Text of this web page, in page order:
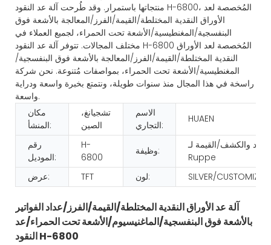
منتجاتها باستمرار. وقد طُرحت آلة عد النقود H-6800، المُخصصة لعد
الأوراق النقدية المختلطة/القيمة/الفرز/المعالجة بالأشعة فوق
البنفسجية/المغنطيسية/الأشعة تحت الحمراء، لجميع العملاء في
مختلف المجالات. تتوفر آلة عد النقود H-6800 المُخصصة لعد الأوراق
النقدية المختلطة/القيمة/الفرز/المعالجة بالأشعة فوق البنفسجية/
المغنطيسية/الأشعة تحت الحمراء، بمواصفات مُتنوعة. نحن شركة
راسخة في هذا المجال منذ سنوات طويلة، ونتمتع بخبرة واسعة ودراية
واسعة.
مكان
المنشأ:
تشجيانغ،
الصين
الاسم
التجاري:
HUAEN
رقم
الموديل:
H-
6800
وظيفة:
العد والكشف/القيمة لـ
Ruppe
عرض:
TFT لون: SILVER/
آلة عد الأوراق النقدية المختلطة/القيمة/الفرز/عداد الفواتير
بالأشعة فوق البنفسجية/الماغنيسيوم/الأشعة تحت الحمراء/عد
النقود H-6800